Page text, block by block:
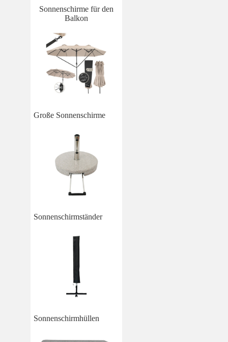
Sonnenschirme für den
Balkon
Große Sonnenschirme
Sonnenschirmständer
Sonnenschirmhüllen